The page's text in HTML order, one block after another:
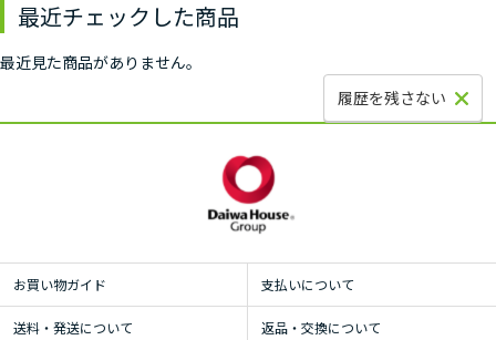
最近チェックした商品
最近見た商品がありません。
履歴を残さない
お買い物ガイド 支払いについて
送料・発送について 返品・交換について